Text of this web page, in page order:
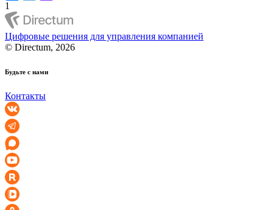
1
Цифровые решения для управления компанией
© Directum, 2026
Будьте с нами
Контакты